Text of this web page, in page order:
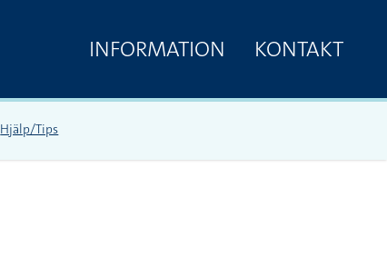
INFORMATION KONTAKT
Hjälp/Tips